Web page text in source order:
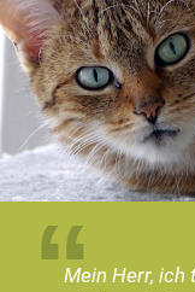
Mein Herr, ich